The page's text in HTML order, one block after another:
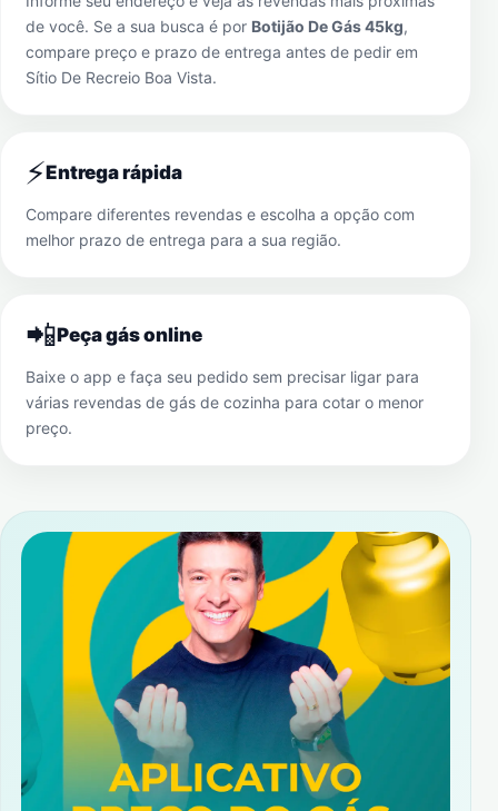
de você. Se a sua busca é por Botijão De Gás 45kg,
compare preço e prazo de entrega antes de pedir em
Sítio De Recreio Boa Vista.
⚡Entrega rápida
Compare diferentes revendas e escolha a opção com
melhor prazo de entrega para a sua região.
📲Peça gás online
Baixe o app e faça seu pedido sem precisar ligar para
várias revendas de gás de cozinha para cotar o menor
preço.